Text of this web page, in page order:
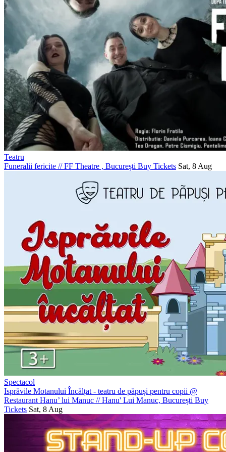
Teatru
Funeralii fericite //FF Theatre , București Buy Tickets Sat, 8 Aug
Spectacol
Isprăvile Motanului Încălțat - teatru de păpuși pentru copii @
Restaurant Hanu’ lui Manuc //Hanu' Lui Manuc, București Buy
Tickets Sat, 8 Aug